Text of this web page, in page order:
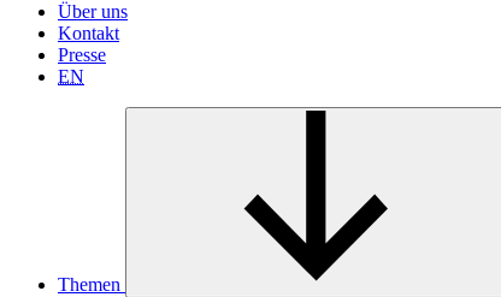
Über uns
Kontakt
Presse
EN
Themen